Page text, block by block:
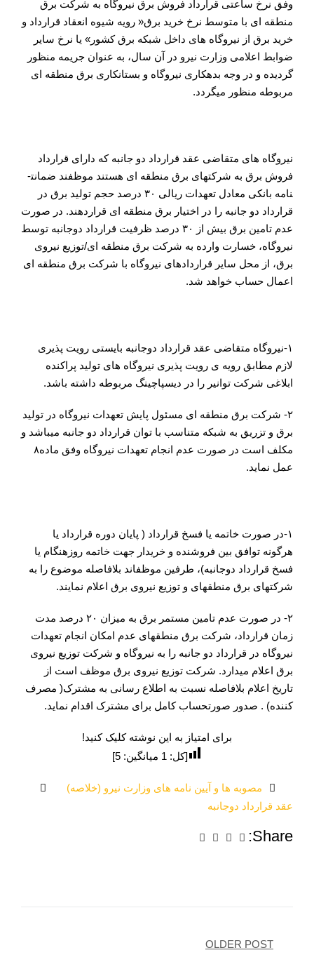
وفق نرخ ساعتی قرارداد فروش برق نیروگاه به شرکت برق
منطقه ای با متوسط نرخ خرید برق« رویه شیوه انعقاد قرارداد و
خرید برق از نیروگاه های داخل شبکه برق کشور» یا نرخ سایر
ضوابط اعلامی وزارت نیرو در آن سال، به عنوان جریمه منظور
گردیده و در وجه بدهکاری نیروگاه و بستانکاری برق منطقه ای
مربوطه منظور می­گردد.
نیروگاه های متقاضی عقد قرارداد دو جانبه که دارای قرارداد
فروش برق به شرکت­های برق منطقه ای هستند موظفند ضمانت­
نامه بانکی معادل تعهدات ریالی ۳۰ درصد حجم تولید برق در
قرارداد دو جانبه را در اختیار برق منطقه ای قراردهند. در صورت
عدم تامین برق بیش از ۳۰ درصد ظرفیت قرارداد دوجانبه توسط
نیروگاه، خسارت وارده به شرکت برق منطقه ای/توزیع نیروی
برق، از محل سایر قراردادهای نیروگاه با شرکت برق منطقه ای
اعمال حساب خواهد شد.
۱-نیروگاه متقاضی عقد قرارداد دوجانبه بایستی رویت پذیری
لازم مطابق رویه ی رویت پذیری نیروگاه های تولید پراکنده
ابلاغی شرکت توانیر را در دیسپاچینگ مربوطه داشته باشد.
۲- شرکت برق منطقه ای مسئول پایش تعهدات نیروگاه در تولید
برق و تزریق به شبکه متناسب با توان قرارداد دو جانبه می­باشد و
مکلف است در صورت عدم انجام تعهدات نیروگاه وفق ماده۸
عمل نماید.
۱-در صورت خاتمه یا فسخ قرارداد ( پایان دوره قرارداد یا
هرگونه توافق بین فروشنده و خریدار جهت خاتمه روزهنگام یا
فسخ قرارداد دوجانبه)، طرفین موظف­اند بلافاصله موضوع را به
شرکت­های برق منطقه­ای و توزیع نیروی برق اعلام نمایند.
۲- در صورت عدم تامین مستمر برق به میزان ۲۰ درصد مدت
زمان قرارداد، شرکت برق منطقه­ای عدم امکان انجام تعهدات
نیروگاه در قرارداد دو جانبه را به نیروگاه و شرکت توزیع نیروی
برق اعلام می­دارد. شرکت توزیع نیروی برق موظف است از
تاریخ اعلام بلافاصله نسبت به اطلاع رسانی به مشترک( مصرف
کننده) . صدور صورتحساب کامل برای مشترک اقدام نماید.
برای امتیاز به این نوشته کلیک کنید!
[کل: 1 میانگین: 5
]
مصوبه ها و آیین نامه های وزارت نیرو (خلاصه)
عقد قرارداد دوجانبه
Share:
OLDER POST